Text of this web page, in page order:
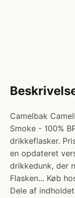
Camelbak
Smoke - 100%
drikkeflasker.
en opdateret
drikkedunk, der
Flasken... Køb
Dele af